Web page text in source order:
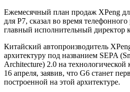
Ежемесячный план продаж XPeng
для P7, сказал во время телефонного
главный исполнительный директор
Китайский автопроизводитель
архитектуру под названием SEPA
Architecture) 2.0 на
16 апреля, заявив, что G6 станет
построенной на этой архитектуре.